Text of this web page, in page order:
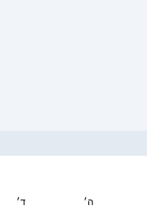
ד׳ ה׳